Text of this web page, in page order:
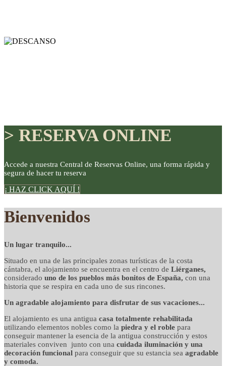
DISFRUTE
detalles cuidados con
mimo
> RESERVA ONLINE
Accede a nuestra Central de Reservas Online, una forma rápida y
segura de hacer tu reserva
¡ HAZ CLICK AQUÍ !
Bienvenidos
Un lugar tranquilo...
Situado en una de las principales zonas turísticas de la costa
cántabra, el alojamiento se encuentra en el centro de Liérganes,
considerado uno de los pueblos más bonitos de España, con una
historia que se respira en cada uno de sus rincones.
Un agradable alojamiento para disfrutar de sus vacaciones...
El alojamiento es una antigua casa totalmente rehabilitada
utilizando elementos nobles como la piedra y el roble para
conseguir mantener la esencia de la antigua construcción y estos
materiales conviven junto con una cuidada iluminación y una
decoración funcional para conseguir que su estancia sea agradable
y comoda.